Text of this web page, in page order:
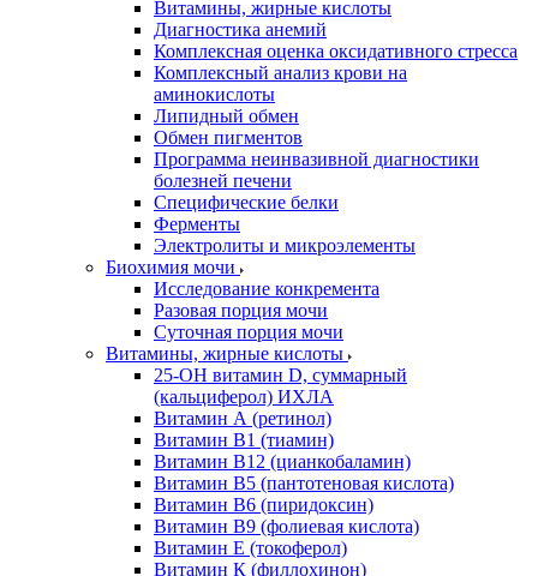
Витамины, жирные кислоты
Диагностика анемий
Комплексная оценка оксидативного стресса
Комплексный анализ крови на
аминокислоты
Липидный обмен
Обмен пигментов
Программа неинвазивной диагностики
болезней печени
Специфические белки
Ферменты
Электролиты и микроэлементы
Биохимия мочи
Исследование конкремента
Разовая порция мочи
Суточная порция мочи
Витамины, жирные кислоты
25-OH витамин D, суммарный
(кальциферол) ИХЛА
Витамин А (ретинол)
Витамин В1 (тиамин)
Витамин В12 (цианкобаламин)
Витамин В5 (пантотеновая кислота)
Витамин В6 (пиридоксин)
Витамин В9 (фолиевая кислота)
Витамин Е (токоферол)
Витамин К (филлохинон)